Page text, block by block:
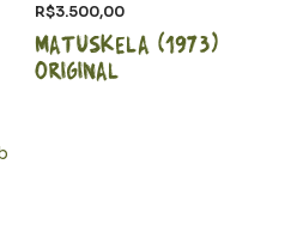
R$3.500,00
Matuskela (1973)
Original